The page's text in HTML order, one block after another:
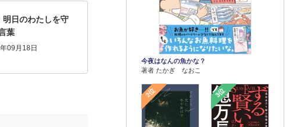
明日のわたしを守
葉
09月18日
今夜はなんの魚かな？
著者 たかぎ なおこ
2位 3位